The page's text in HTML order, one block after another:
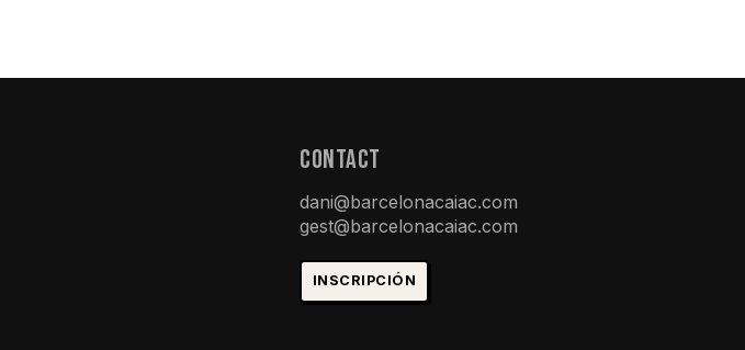
ConTACt
dani@barcelonacaiac.com
gest@barcelonacaiac.com
INSCRIPCIÓN